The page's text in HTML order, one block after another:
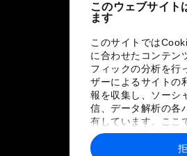
このウェブサイト
ます
このサイトでは
に合わせたコンテン
フィックの分析を行
ザーによるサイトの
報を収集し、ソーシ
信、データ解析の各
有しています。ここ
ユーザーが各パート
報や各パートナーの